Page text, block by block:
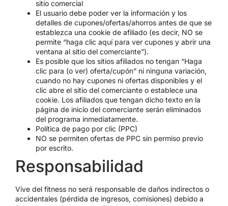
sitio comercial
El usuario debe poder ver la información y los
detalles de cupones/ofertas/ahorros antes de que se
establezca una cookie de afiliado (es decir, NO se
permite “haga clic aquí para ver cupones y abrir una
ventana al sitio del comerciante”).
Es posible que los sitios afiliados no tengan “Haga
clic para (o ver) oferta/cupón” ni ninguna variación,
cuando no hay cupones ni ofertas disponibles y el
clic abre el sitio del comerciante o establece una
cookie. Los afiliados que tengan dicho texto en la
página de inicio del comerciante serán eliminados
del programa inmediatamente.
Política de pago por clic (PPC)
NO se permiten ofertas de PPC sin permiso previo
por escrito.
Responsabilidad
Vive del fitness no será responsable de daños indirectos o
accidentales (pérdida de ingresos, comisiones) debido a